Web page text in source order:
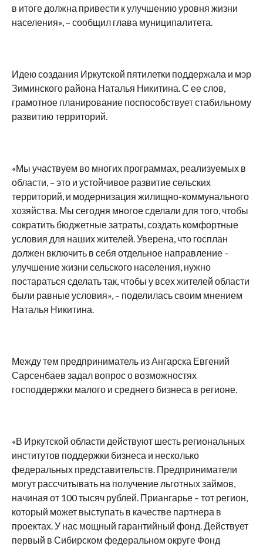
в итоге должна привести к улучшению уровня жизни
населения», – сообщил глава муниципалитета.
Идею создания Иркутской пятилетки поддержала и мэр
Зиминского района Наталья Никитина. С ее слов,
грамотное планирование поспособствует стабильному
развитию территорий.
«Мы участвуем во многих программах, реализуемых в
области, – это и устойчивое развитие сельских
территорий, и модернизация жилищно-коммунального
хозяйства. Мы сегодня многое сделали для того, чтобы
сократить бюджетные затраты, создать комфортные
условия для наших жителей. Уверена, что госплан
должен включить в себя отдельное направление –
улучшение жизни сельского населения, нужно
постараться сделать так, чтобы у всех жителей области
были равные условия», – поделилась своим мнением
Наталья Никитина.
Между тем предприниматель из Ангарска Евгений
Сарсенбаев задал вопрос о возможностях
господдержки малого и среднего бизнеса в регионе.
«В Иркутской области действуют шесть региональных
институтов поддержки бизнеса и несколько
федеральных представительств. Предприниматели
могут рассчитывать на получение льготных займов,
начиная от 100 тысяч рублей. Приангарье – тот регион,
который может выступать в качестве партнера в
проектах. У нас мощный гарантийный фонд. Действует
первый в Сибирском федеральном округе Фонд